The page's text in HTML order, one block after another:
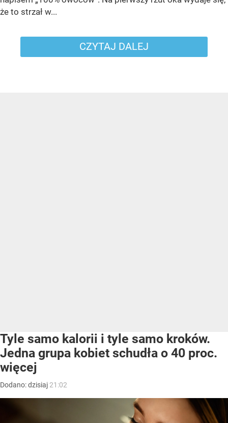
że to strzał w...
CZYTAJ DALEJ
Tyle samo kalorii i tyle samo kroków.
Jedna grupa kobiet schudła o 40 proc.
więcej
Dodano:dzisiaj 21:02